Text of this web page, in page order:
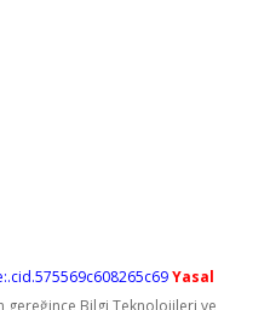
Yasal
gereğince Bilgi Teknolojileri ve